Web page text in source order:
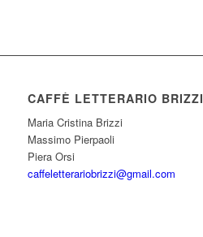
CAFFÈ LETTERARIO BRIZZI
Maria Cristina Brizzi
Massimo Pierpaoli
Piera Orsi
caffeletterariobrizzi@gmail.com